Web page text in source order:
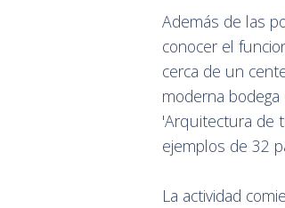
Además de las
conocer el
cerca de un
moderna
'Arquitectura de
ejemplos de 32
La actividad